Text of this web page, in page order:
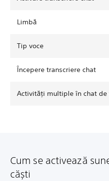
Limbă
Tip voce
Începere transcriere chat
Activități multiple în chat de
Cum se activează
căști